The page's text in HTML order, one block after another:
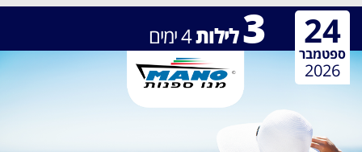
3לילות4ימים 24
ספטמבר
2026